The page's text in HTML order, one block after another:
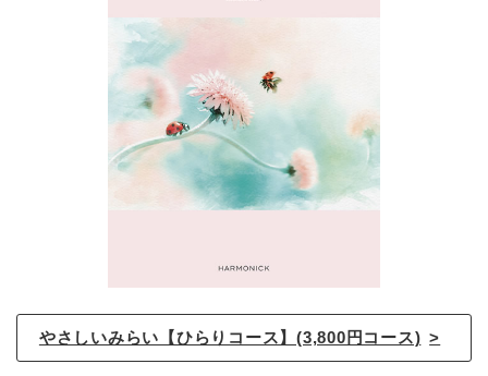
やさしいみらい【ひらりコース】(3,800円コース)